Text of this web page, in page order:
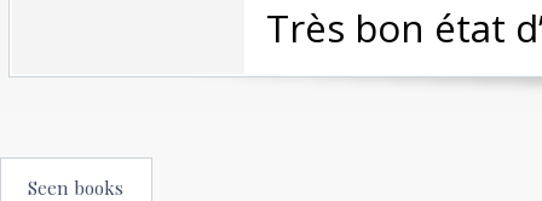
Très bon état
Seen books